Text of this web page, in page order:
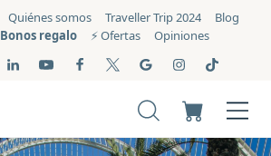
Quiénes somos Traveller Trip 2024
Blog
Bonos regalo ⚡️ Ofertas Opiniones